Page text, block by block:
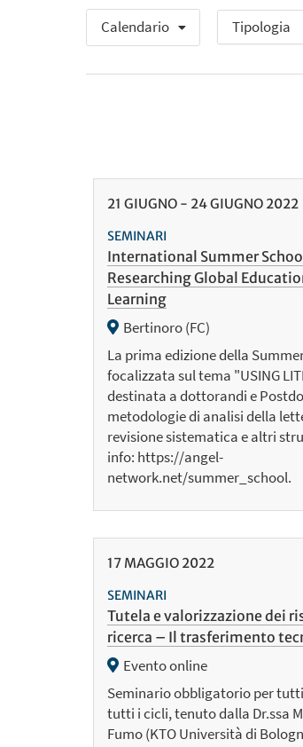
Calendario
21 GIUGNO- 24GIUGNO 2022
SEMINARI
International Summer
Researching Global
Learning
Bertinoro (FC)
La prima edizione della
focalizzata sul tema "USING
destinata a dottorandi e
metodologie di analisi della
revisione sistematica e altri
info: https://angel-
network.net/summer_school.
17MAGGIO 2022
SEMINARI
Tutela e valorizzazione dei
ricerca – Il trasferimento
Evento online
Seminario obbligatorio per
tutti i cicli, tenuto dalla Dr.ssa
Fumo (KTO Università di